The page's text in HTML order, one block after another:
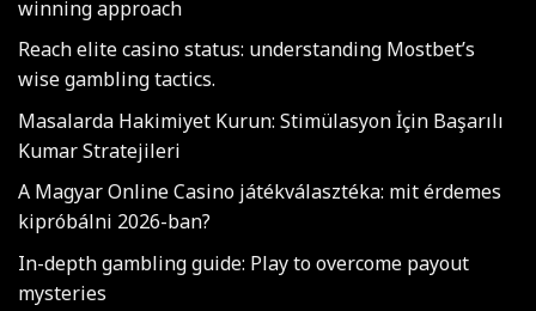
winning approach
Reach elite casino status: understanding Mostbet’s
wise gambling tactics.
Masalarda Hakimiyet Kurun: Stimülasyon İçin Başarılı
Kumar Stratejileri
A Magyar Online Casino játékválasztéka: mit érdemes
kipróbálni 2026-ban?
In-depth gambling guide: Play to overcome payout
mysteries